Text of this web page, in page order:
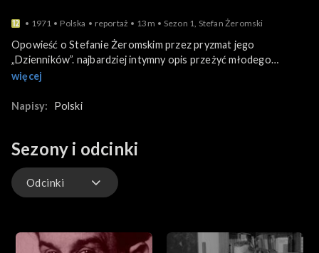
1971 Polska reportaż 13m Sezon 1, Stefan Żeromski
Opowieść o Stefanie Żeromskim przez pryzmat jego
„Dzienników”. najbardziej intymny opis przeżyć młodego
pisarza, a także najautentyczniejsze świadectwo kształtowania
politycznych i filozoficznych. Historię młodego Żeromskiego
Bibliotece Narodowej w Warszawie) oraz ujęcia pierwszych
wydań jego największych literackich dzieł m.in. „Ludzie
bezdomni”, „Syzyfowe prace”, „Dzieje grzechu”.
więcej
Napisy: Polski
Sezony i odcinki
Odcinki